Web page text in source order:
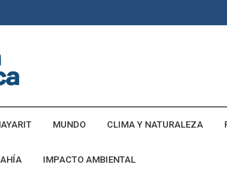
MUNDO CLIMA Y NATURALEZA
IMPACTO AMBIENTAL